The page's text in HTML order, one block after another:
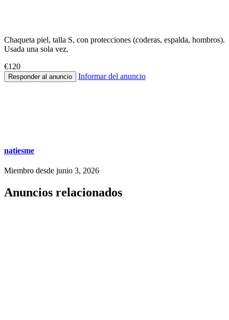
Chaqueta piel, talla S, con protecciones (coderas, espalda, hombros).
Usada una sola vez.
€120
Responder al anuncio Informar del anuncio
natiesme
Miembro desde junio 3, 2026
Anuncios relacionados